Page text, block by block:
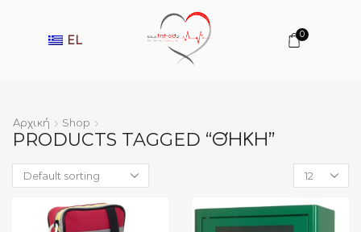
EL 0
Αρχική Shop
PRODUCTS TAGGED “ΘΉΚΗ”
Products
per